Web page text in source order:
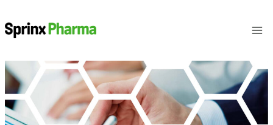
na
obsah